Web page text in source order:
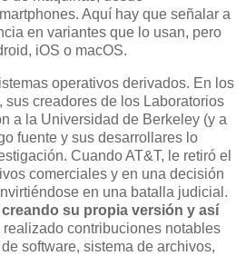
Aquí hay que señalar a
en variantes que lo usan, pero
iOS o macOS.
operativos derivados. En los
sus creadores de los Laboratorios
a la Universidad de Berkeley (y a
fuente y sus desarrollares lo
Cuando AT&T, le retiró el
comerciales y en una decisión
en una batalla judicial.
creando su propia versión y así
realizado contribuciones notables
software, sistema de archivos,